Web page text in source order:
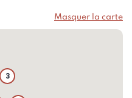
Masquer la carte
3